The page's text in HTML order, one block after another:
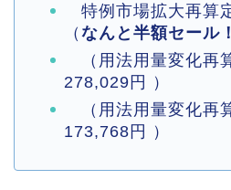
特例市場拡大再算
（ なんと半額セール！
（用法用量変化再
278,029円 ）
（用法用量変化再
173,768円 ）